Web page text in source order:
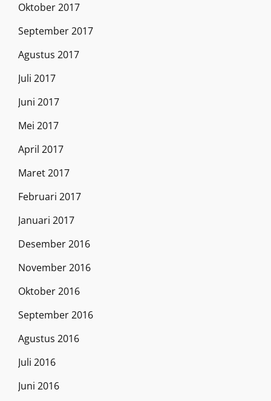
Oktober 2017
September 2017
Agustus 2017
Juli 2017
Juni 2017
Mei 2017
April 2017
Maret 2017
Februari 2017
Januari 2017
Desember 2016
November 2016
Oktober 2016
September 2016
Agustus 2016
Juli 2016
Juni 2016